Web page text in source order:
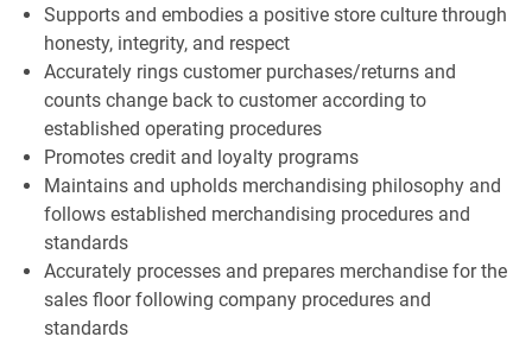
Supports and embodies a positive store culture through
honesty, integrity, and respect
Accurately rings customer purchases/returns and
counts change back to customer according to
established operating procedures
Promotes credit and loyalty programs
Maintains and upholds merchandising philosophy and
follows established merchandising procedures and
standards
Accurately processes and prepares merchandise for the
sales floor following company procedures and
standards